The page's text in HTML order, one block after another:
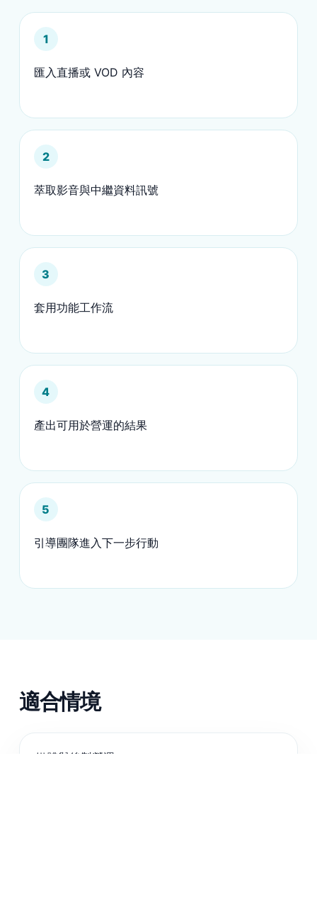
1
匯入直播或 VOD 內容
2
萃取影音與中繼資料訊號
3
套用功能工作流
4
產出可用於營運的結果
5
引導團隊進入下一步行動
適合情境
媒體與後製營運